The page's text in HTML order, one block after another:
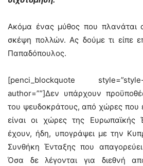
Ακόμα ένας μύθος που πλανάται
σκέψη πολλών. Ας δούμε τι είπε
Παπαδόπουλος.
[penci_blockquote
author=””]Δεν υπάρχουν
του ψευδοκράτους, από χώρες
είναι οι χώρες της Ευρωπαϊκής
έχουν, ήδη, υπογράψει με την
Συνθήκη Ένταξης που
Όσα δε λέγονται για διεθνή